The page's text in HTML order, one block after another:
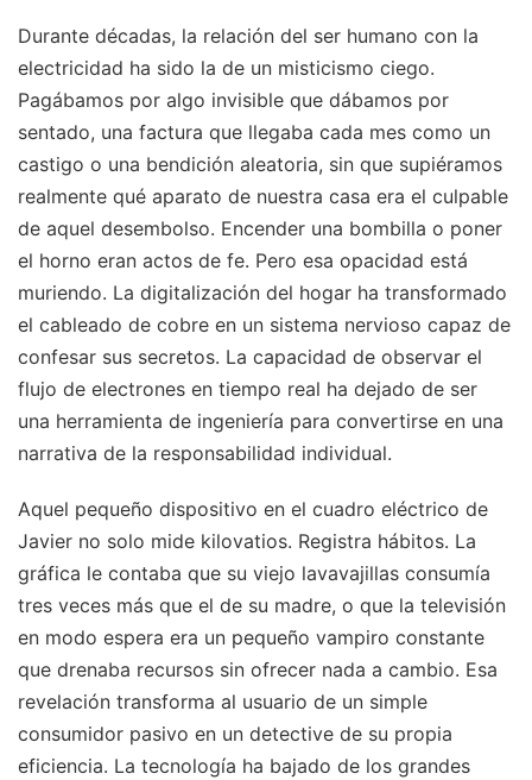
Durante décadas, la relación del ser humano con la
electricidad ha sido la de un misticismo ciego.
Pagábamos por algo invisible que dábamos por
sentado, una factura que llegaba cada mes como un
castigo o una bendición aleatoria, sin que supiéramos
realmente qué aparato de nuestra casa era el culpable
de aquel desembolso. Encender una bombilla o poner
el horno eran actos de fe. Pero esa opacidad está
muriendo. La digitalización del hogar ha transformado
el cableado de cobre en un sistema nervioso capaz de
confesar sus secretos. La capacidad de observar el
flujo de electrones en tiempo real ha dejado de ser
una herramienta de ingeniería para convertirse en una
narrativa de la responsabilidad individual.
Aquel pequeño dispositivo en el cuadro eléctrico de
Javier no solo mide kilovatios. Registra hábitos. La
gráfica le contaba que su viejo lavavajillas consumía
tres veces más que el de su madre, o que la televisión
en modo espera era un pequeño vampiro constante
que drenaba recursos sin ofrecer nada a cambio. Esa
revelación transforma al usuario de un simple
consumidor pasivo en un detective de su propia
eficiencia. La tecnología ha bajado de los grandes